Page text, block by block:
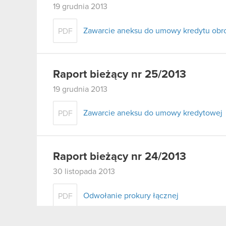
19 grudnia 2013
PDF Zawarcie aneksu do umowy kredytu
Raport bieżący nr 25/2013
19 grudnia 2013
PDF Zawarcie aneksu do umowy kredytowej
Raport bieżący nr 24/2013
30 listopada 2013
PDF Odwołanie prokury łącznej